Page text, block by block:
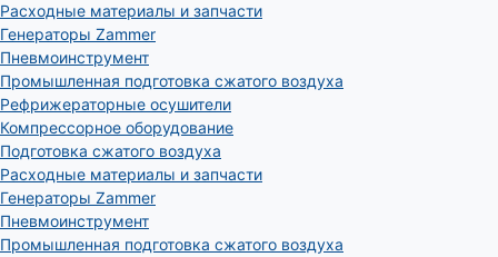
Расходные материалы и запчасти
Генераторы Zammer
Пневмоинструмент
Промышленная подготовка сжатого воздуха
Рефрижераторные осушители
Компрессорное оборудование
Подготовка сжатого воздуха
Расходные материалы и запчасти
Генераторы Zammer
Пневмоинструмент
Промышленная подготовка сжатого воздуха